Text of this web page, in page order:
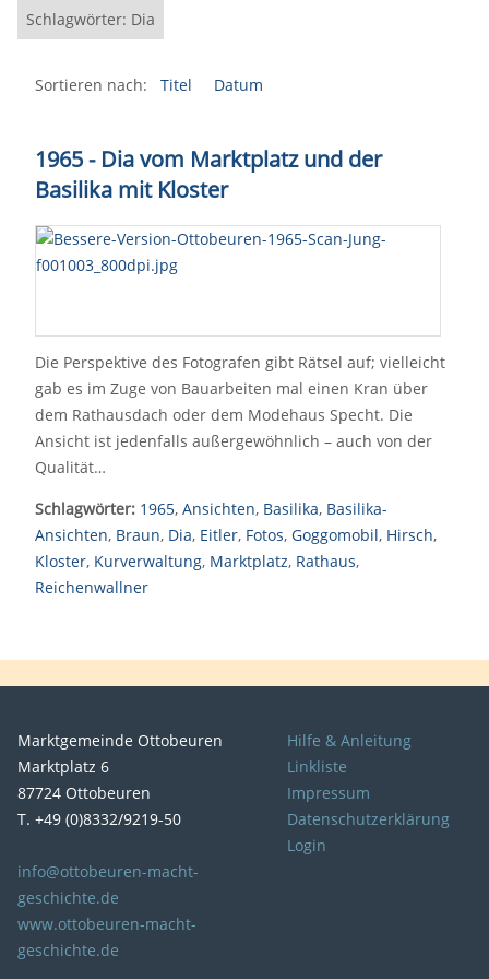
Schlagwörter: Dia
Sortieren nach: Titel Datum
1965 - Dia vom Marktplatz und der
Basilika mit Kloster
Die Perspektive des Fotografen gibt Rätsel auf; vielleicht
gab es im Zuge von Bauarbeiten mal einen Kran über
dem Rathausdach oder dem Modehaus Specht. Die
Ansicht ist jedenfalls außergewöhnlich – auch von der
Qualität…
Schlagwörter: 1965, Ansichten, Basilika, Basilika-
Ansichten, Braun, Dia, Eitler, Fotos, Goggomobil, Hirsch,
Kloster, Kurverwaltung, Marktplatz, Rathaus,
Reichenwallner
Marktgemeinde Ottobeuren
Marktplatz 6
87724 Ottobeuren
T. +49 (0)8332/9219-50
info@ottobeuren-macht-
geschichte.de
www.ottobeuren-macht-
geschichte.de
Hilfe & Anleitung
Linkliste
Impressum
Datenschutzerklärung
Login